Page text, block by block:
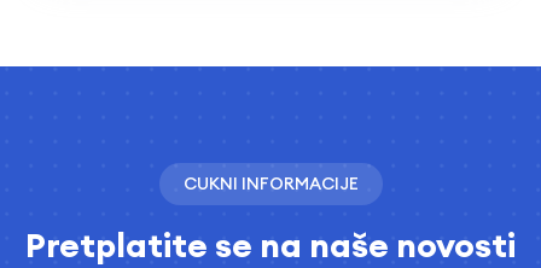
CUKNI INFORMACIJE
Pretplatite se na naše novosti